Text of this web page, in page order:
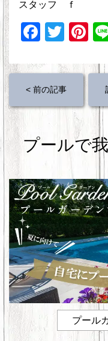
スタッフ ｆ
F
c
e
b
o
T
tt
er
Pi
er
st
< 前の記事
プールで
プール